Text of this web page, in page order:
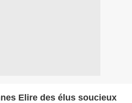
Elire des élus soucieux